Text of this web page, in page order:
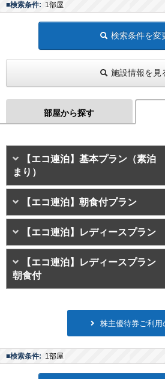
■検索条件: 1部屋
検索条件を変
施設情報を見
部屋から探す
【エコ連泊】基本プラン（素泊
まり）
【エコ連泊】朝食付プラン
【エコ連泊】レディースプラン
【エコ連泊】レディースプラン
朝食付
株主優待券ご利用
■検索条件: 1部屋